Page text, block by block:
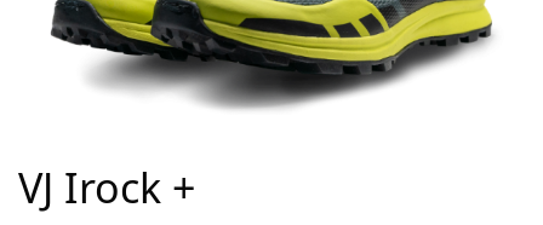
VJ Irock +
Agenda
Team
Kontakt